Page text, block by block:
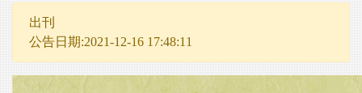
出刊
公告日期:2021-12-16 17:48:11